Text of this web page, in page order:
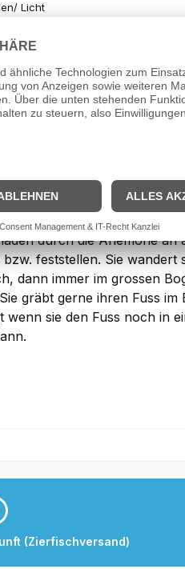
Licht
bei allen Anemonen: Wenn
und die Wasserwerte
DieHeteractis malu
Tentakeln, um die
an unterschiedlich langen
aussehen!. Der Fuss ist von
ist nicht sehr groß! Auf alle
gegenüber anderen
Ich konnte bisher
durch die Anemone an
feststellen. Sie wandert
dann immer im grossen
gräbt gerne ihren Fuss im
wenn sie den Fuss noch in
(Zierfischversand)